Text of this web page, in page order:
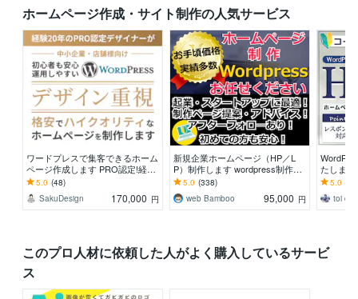
ホームページ作成・サイト制作の人気サービス
ワードプレスで集客できるホーム
ページ作成します PRO認定!経験
20年のプロがWordPressでHP制
作
5.0 (48)
SakuDesign
170,000 円
新規企業ホームページ（HP／L
P）制作します wordpress制作！
あたらしいホームぺージが手に入
ります
5.0 (338)
web Bamboo
95,000 円
たしま
ュリテ
♪
5.0
toi
このプロ人材に依頼した人がよく購入しているサービ
ス